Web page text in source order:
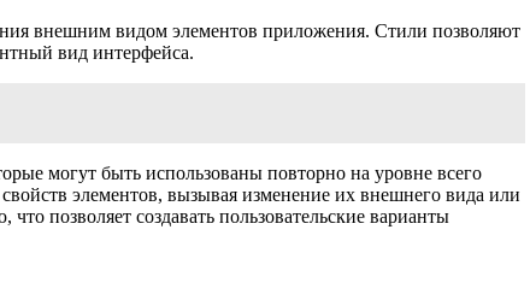
внешним видом элементов приложения. Стили позволяют
вид интерфейса.
могут быть использованы повторно на уровне всего
элементов, вызывая изменение их внешнего вида или
позволяет создавать пользовательские варианты